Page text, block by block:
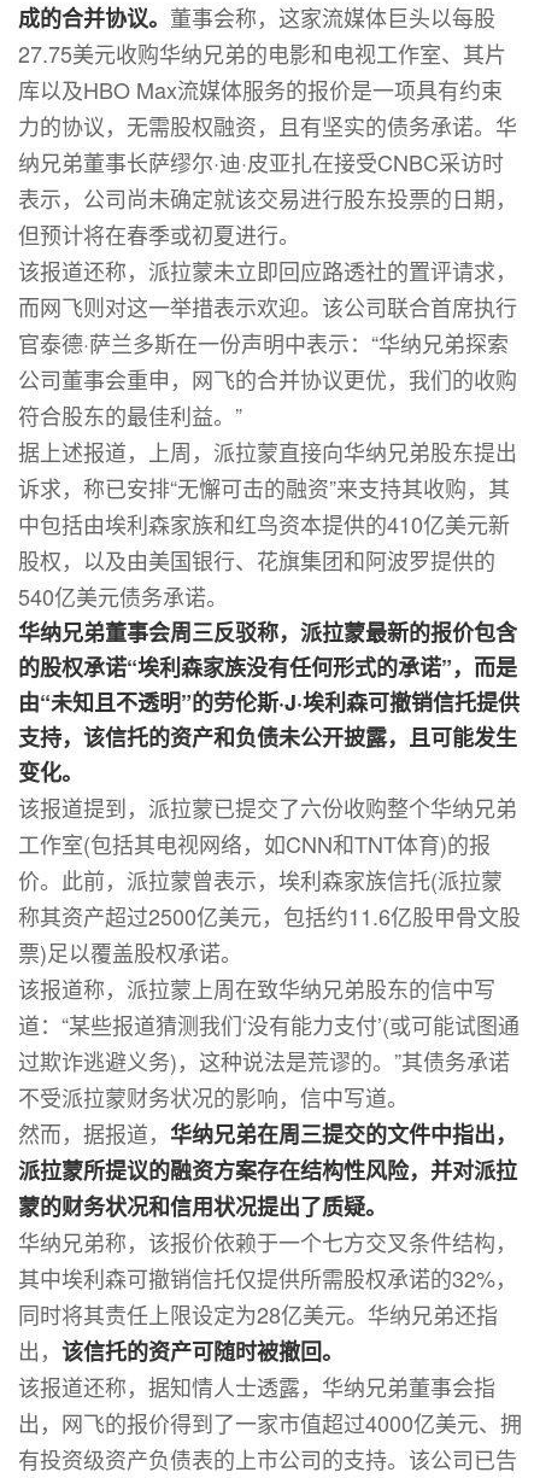
成的合并协议。 董事会称，这家流媒体巨头以每股
27.75美元收购华纳兄弟的电影和电视工作室、其片
库以及HBO Max流媒体服务的报价是一项具有约束
力的协议，无需股权融资，且有坚实的债务承诺。华
纳兄弟董事长萨缪尔·迪·皮亚扎在接受CNBC采访时
表示，公司尚未确定就该交易进行股东投票的日期，
但预计将在春季或初夏进行。
该报道还称，派拉蒙未立即回应路透社的置评请求，
而网飞则对这一举措表示欢迎。该公司联合首席执行
官泰德·萨兰多斯在一份声明中表示：“华纳兄弟探索
公司董事会重申，网飞的合并协议更优，我们的收购
符合股东的最佳利益。”
据上述报道，上周，派拉蒙直接向华纳兄弟股东提出
诉求，称已安排“无懈可击的融资”来支持其收购，其
中包括由埃利森家族和红鸟资本提供的410亿美元新
股权，以及由美国银行、花旗集团和阿波罗提供的
540亿美元债务承诺。
华纳兄弟董事会周三反驳称，派拉蒙最新的报价包含
的股权承诺“埃利森家族没有任何形式的承诺”，而是
由“未知且不透明”的劳伦斯·J·埃利森可撤销信托提供
支持，该信托的资产和负债未公开披露，且可能发生
变化。
该报道提到，派拉蒙已提交了六份收购整个华纳兄弟
工作室(包括其电视网络，如CNN和TNT体育)的报
价。此前，派拉蒙曾表示，埃利森家族信托(派拉蒙
称其资产超过2500亿美元，包括约11.6亿股甲骨文股
票)足以覆盖股权承诺。
该报道称，派拉蒙上周在致华纳兄弟股东的信中写
道：“某些报道猜测我们‘没有能力支付’(或可能试图通
过欺诈逃避义务)，这种说法是荒谬的。”其债务承诺
不受派拉蒙财务状况的影响，信中写道。
然而，据报道， 华纳兄弟在周三提交的文件中指出，
派拉蒙所提议的融资方案存在结构性风险，并对派拉
蒙的财务状况和信用状况提出了质疑。
华纳兄弟称，该报价依赖于一个七方交叉条件结构，
其中埃利森可撤销信托仅提供所需股权承诺的32%，
同时将其责任上限设定为28亿美元。华纳兄弟还指
出， 该信托的资产可随时被撤回。
该报道还称，据知情人士透露，华纳兄弟董事会指
出，网飞的报价得到了一家市值超过4000亿美元、拥
有投资级资产负债表的上市公司的支持。该公司已告